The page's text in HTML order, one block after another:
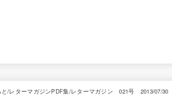
と レターマガジンPDF集 レターマガジン 021号 2013/07/30